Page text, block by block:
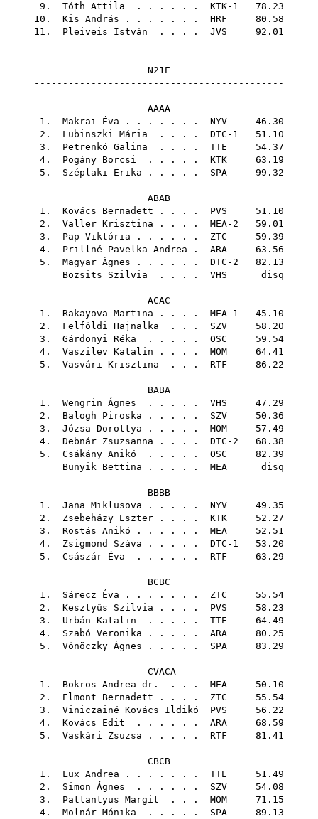
9. Tóth Attila . . . . . . KTK-1 78.23
10. Kis András . . . . . . . HRF 80.58
11. Pleiveis István . . . . JVS 92.01
N21E
--------------------------------------------
AAAA
1. Makrai Éva . . . . . . . NYV 46.30
2. Lubinszki Mária . . . . DTC-1 51.10
3. Petrenkó Galina . . . . TTE 54.37
4. Pogány Borcsi . . . . . KTK 63.19
5. Széplaki Erika . . . . . SPA 99.32
ABAB
1. Kovács Bernadett . . . . PVS 51.10
2. Valler Krisztina . . . . MEA-2 59.01
3. Pap Viktória . . . . . . ZTC 59.39
4. Prillné Pavelka Andrea . ARA 63.56
5. Magyar Ágnes . . . . . . DTC-2 82.13
Bozsits Szilvia . . . . VHS disq
ACAC
1. Rakayova Martina . . . . MEA-1 45.10
2. Felföldi Hajnalka . . . SZV 58.20
3. Gárdonyi Réka . . . . . OSC 59.54
4. Vaszilev Katalin . . . . MOM 64.41
5. Vasvári Krisztina . . . RTF 86.22
BABA
1. Wengrin Ágnes . . . . . VHS 47.29
2. Balogh Piroska . . . . . SZV 50.36
3. Józsa Dorottya . . . . . MOM 57.49
4. Debnár Zsuzsanna . . . . DTC-2 68.38
5. Csákány Anikó . . . . . OSC 82.39
Bunyik Bettina . . . . . MEA disq
BBBB
1. Jana Miklusova . . . . . NYV 49.35
2. Zsebeházy Eszter . . . . KTK 52.27
3. Rostás Anikó . . . . . . MEA 52.51
4. Zsigmond Száva . . . . . DTC-1 53.20
5. Császár Éva . . . . . . RTF 63.29
BCBC
1. Sárecz Éva . . . . . . . ZTC 55.54
2. Kesztyűs Szilvia . . . . PVS 58.23
3. Urbán Katalin . . . . . TTE 64.49
4. Szabó Veronika . . . . . ARA 80.25
5. Vönöczky Ágnes . . . . . SPA 83.29
CVACA
1. Bokros Andrea dr. . . . MEA 50.10
2. Elmont Bernadett . . . . ZTC 55.54
3. Viniczainé Kovács Ildikó PVS 56.22
4. Kovács Edit . . . . . . ARA 68.59
5. Vaskári Zsuzsa . . . . . RTF 81.41
CBCB
1. Lux Andrea . . . . . . . TTE 51.49
2. Simon Ágnes . . . . . . SZV 54.08
3. Pattantyus Margit . . . MOM 71.15
4. Molnár Mónika . . . . . SPA 89.13